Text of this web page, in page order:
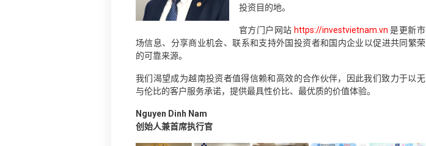
投资目的地。
官方门户网站 https://investvietnam.vn 是更新市
场信息、分享商业机会、联系和支持外国投资者和国内企业以促进共同繁荣
的可靠来源。
我们渴望成为越南投资者值得信赖和高效的合作伙伴，因此我们致力于以无
与伦比的客户服务承诺，提供最具性价比、最优质的价值体验。
Nguyen Dinh Nam
创始人兼首席执行官